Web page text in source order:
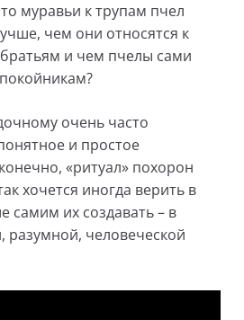
муравьи к трупам пчел
чем они относятся к
и чем пчелы сами
очень часто
и простое
«ритуал» похорон
хочется иногда верить в
самим их создавать – в
разумной, человеческой